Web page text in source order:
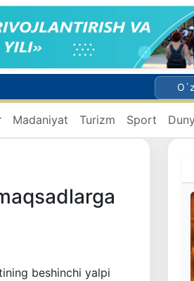
Madaniyat Turizm Sport
beshinchi yalpi